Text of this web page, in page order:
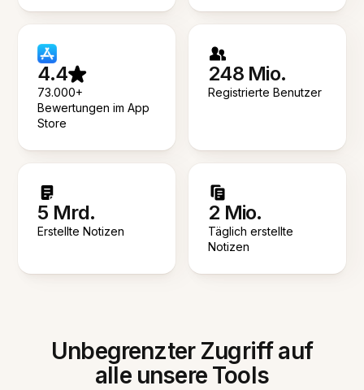
4.4
73.000+
Bewertungen im App
Store
248 Mio.
Registrierte Benutzer
5 Mrd.
Erstellte Notizen
2 Mio.
Täglich erstellte
Notizen
Unbegrenzter Zugriff auf
alle unsere Tools